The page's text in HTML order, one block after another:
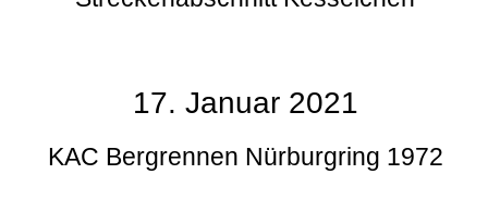
17. Januar 2021
KAC Bergrennen Nürburgring 1972